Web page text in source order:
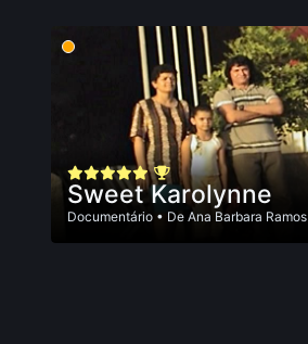
Sweet Karolynne
Documentário • De Ana Barbara Ramos